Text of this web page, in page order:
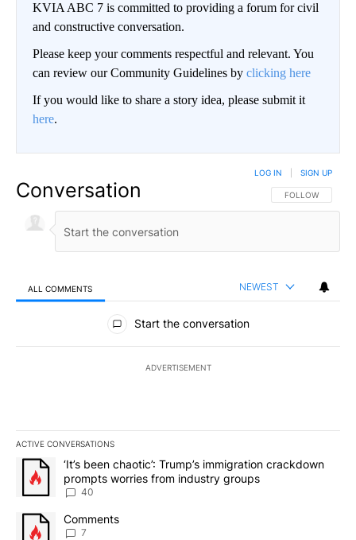
KVIA ABC 7 is committed to providing a forum for civil
and constructive conversation.
Please keep your comments respectful and relevant. You
can review our Community Guidelines by clicking here
If you would like to share a story idea, please submit it
here.
Conversation FOLLOW THIS
FOLLOW
LOG IN SIGN UP
ALL COMMENTS NEWEST
All Comments
Start the conversation
ADVERTISEMENT
ACTIVE CONVERSATIONS
The following is a list of the most commented articles in the last
A trending article titled "‘It’s been chaotic’: Trump’s
‘It’s been chaotic’: Trump’s immigration crackdown
prompts worries from industry groups
40
A trending article titled "Comments" with 7 comments.
Comments
7